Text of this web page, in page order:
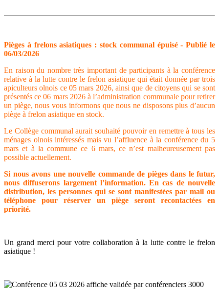
Pièges à frelons asiatiques : stock communal épuisé - Publié le
06/03/2026
En raison du nombre très important de participants à la conférence
relative à la lutte contre le frelon asiatique qui était donnée par trois
apiculteurs olnois ce 05 mars 2026, ainsi que de citoyens qui se sont
présentés ce 06 mars 2026 à l’administration communale pour retirer
un piège, nous vous informons que nous ne disposons plus d’aucun
piège à frelon asiatique en stock.
Le Collège communal aurait souhaité pouvoir en remettre à tous les
ménages olnois intéressés mais vu l’affluence à la conférence du 5
mars et à la commune ce 6 mars, ce n’est malheureusement pas
possible actuellement.
Si nous avons une nouvelle commande de pièges dans le futur,
nous diffuserons largement l’information. En cas de nouvelle
distribution, les personnes qui se sont manifestées par mail ou
téléphone pour réserver un piège seront recontactées en
priorité.
Un grand merci pour votre collaboration à la lutte contre le frelon
asiatique !